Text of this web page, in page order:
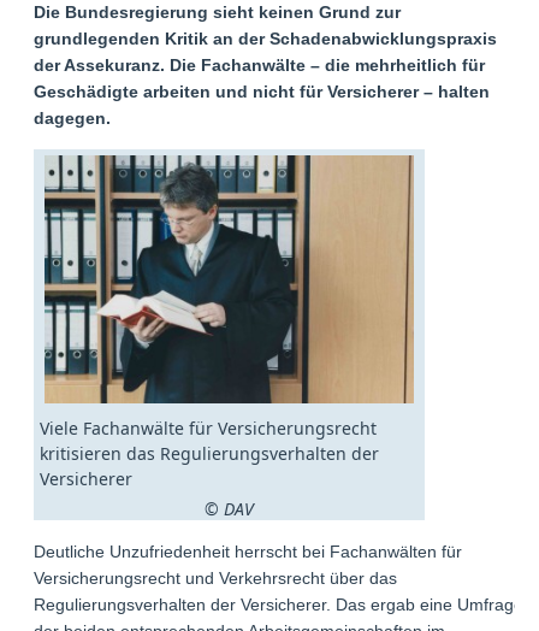
Die Bundesregierung sieht keinen Grund zur
grundlegenden Kritik an der Schadenabwicklungspraxis
der Assekuranz. Die Fachanwälte – die mehrheitlich für
Geschädigte arbeiten und nicht für Versicherer – halten
dagegen.
Viele Fachanwälte für Versicherungsrecht
kritisieren das Regulierungsverhalten der
Versicherer
© DAV
Deutliche Unzufriedenheit herrscht bei Fachanwälten für
Versicherungsrecht und Verkehrsrecht über das
Regulierungsverhalten der Versicherer. Das ergab eine Umfrage